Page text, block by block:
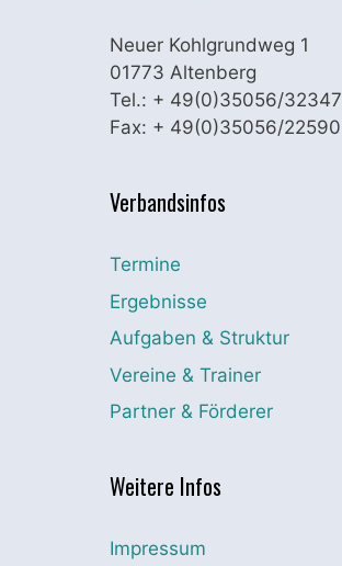
Neuer Kohlgrundweg 1
01773 Altenberg
Tel.: + 49(0)35056/32347
Fax: + 49(0)35056/22590
Verbandsinfos
Termine
Ergebnisse
Aufgaben & Struktur
Vereine & Trainer
Partner & Förderer
Weitere Infos
Impressum